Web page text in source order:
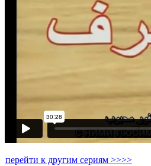
перейти к другим сериям >>>>